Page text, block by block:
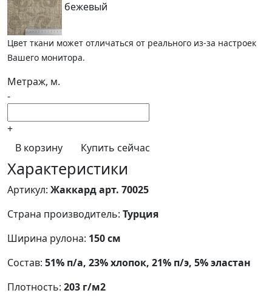
бежевый
Цвет ткани может отличаться от реального из-за настроек
Вашего монитора.
Метраж, м.
-
+
В корзину
Купить сейчас
Характеристики
Артикул: Жаккард арт. 70025
Страна производитель: Турция
Ширина рулона: 150 см
Состав: 51% п/а, 23% хлопок, 21% п/э, 5% эластан
Плотность: 203 г/м2